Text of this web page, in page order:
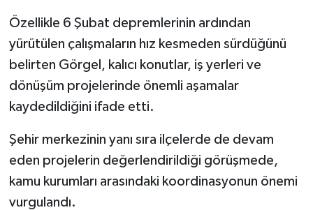
Özellikle 6 Şubat depremlerinin ardından
yürütülen çalışmaların hız kesmeden sürdüğünü
belirten Görgel, kalıcı konutlar, iş yerleri ve
dönüşüm projelerinde önemli aşamalar
kaydedildiğini ifade etti.
Şehir merkezinin yanı sıra ilçelerde de devam
eden projelerin değerlendirildiği görüşmede,
kamu kurumları arasındaki koordinasyonun önemi
vurgulandı.